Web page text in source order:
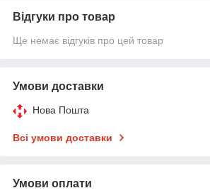
Відгуки про товар
Ще немає відгуків про цей товар
Умови доставки
Нова Пошта
Всі умови доставки
Умови оплати